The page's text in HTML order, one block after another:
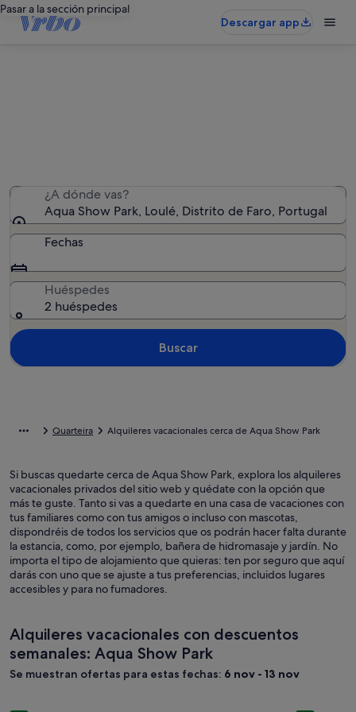
Pasar a la sección principal
Descargar app
¿A dónde vas?
Aqua Show Park, Loulé, Distrito de Faro, Portugal
Fechas
Huéspedes
2 huéspedes
Buscar
Quarteira Alquileres vacacionales cerca de Aqua Show Park
Si buscas quedarte cerca de Aqua Show Park, explora los alquileres
vacacionales privados del sitio web y quédate con la opción que
más te guste. Tanto si vas a quedarte en una casa de vacaciones con
tus familiares como con tus amigos o incluso con mascotas,
dispondréis de todos los servicios que os podrán hacer falta durante
la estancia, como, por ejemplo, bañera de hidromasaje y jardín. No
importa el tipo de alojamiento que quieras: ten por seguro que aquí
darás con uno que se ajuste a tus preferencias, incluidos lugares
accesibles y para no fumadores.
Alquileres vacacionales con descuentos
semanales: Aqua Show Park
Se muestran ofertas para estas fechas: 6 nov - 13 nov
Villa Algarve con piscina privada tranquila Excelente